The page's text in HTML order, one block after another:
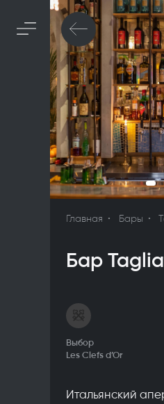
Главная Бары
Бар
Выбор
Les Clefs d’Or
Итальянский